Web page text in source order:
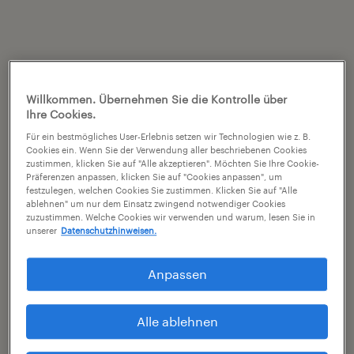
Willkommen. Übernehmen Sie die Kontrolle über
Ihre Cookies.
Für ein bestmögliches User-Erlebnis setzen wir Technologien wie z. B.
Cookies ein. Wenn Sie der Verwendung aller beschriebenen Cookies
zustimmen, klicken Sie auf "Alle akzeptieren". Möchten Sie Ihre Cookie-
Präferenzen anpassen, klicken Sie auf "Cookies anpassen", um
festzulegen, welchen Cookies Sie zustimmen. Klicken Sie auf "Alle
ablehnen" um nur dem Einsatz zwingend notwendiger Cookies
zuzustimmen. Welche Cookies wir verwenden und warum, lesen Sie in
unserer Datenschutzhinweisen.
Anpassen
Alle ablehnen